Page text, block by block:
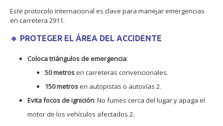
Este protocolo internacional es clave para manejar emergencias
en carretera 2911.
🔹 PROTEGER EL ÁREA DEL ACCIDENTE
Coloca triángulos de emergencia:
50 metrosen carreteras convencionales.
150 metrosen autopistas o autovías 2.
Evita focos de ignición: No fumes cerca del lugar y apaga el
motor de los vehículos afectados 2.